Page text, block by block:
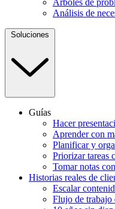
Árboles de
Análisis de
Soluciones
Guías
Hacer
Aprender con
Planificar y
Priorizar tareas
Tomar notas
Historias reales de
Escalar
Flujo de trabajo